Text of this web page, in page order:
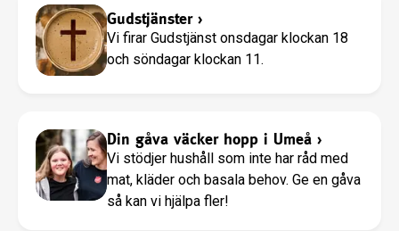
Gudstjänster›
Vi firar Gudstjänst onsdagar klockan 18
och söndagar klockan 11.
Din gåva väcker hopp i Umeå ›
Vi stödjer hushåll som inte har råd med
mat, kläder och basala behov. Ge en gåva
så kan vi hjälpa fler!